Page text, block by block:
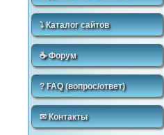
⤵ Каталог сайтов
☕ Форум
? FAQ (вопрос/ответ)
✉ Контакты